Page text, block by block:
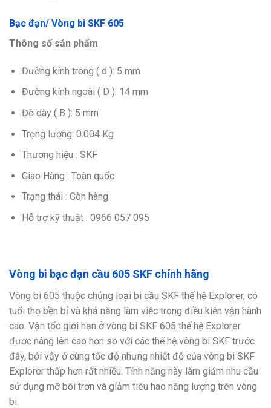
Bạc đạn/ Vòng bi SKF 605
Thông số sản phẩm
Đường kính trong ( d ): 5 mm
Đường kính ngoài ( D ): 14 mm
Độ dày ( B ): 5 mm
Trọng lượng: 0.004 Kg
Thương hiệu : SKF
Giao Hàng : Toàn quốc
Trạng thái : Còn hàng
Hỗ trợ kỹ thuật : 0966 057 095
Vòng bi bạc đạn cầu 605 SKF chính hãng
Vòng bi 605 thuộc chủng loại bi cầu SKF thế hệ Explorer, có
tuổi thọ bền bỉ và khả năng làm việc trong điều kiện vận hành
cao. Vận tốc giới hạn ở vòng bi SKF 605 thế hệ Explorer
được nâng lên cao hơn so với các thế hệ vòng bi SKF trước
đây, bởi vậy ở cùng tốc độ nhưng nhiệt độ của vòng bi SKF
Explorer thấp hơn rất nhiều. Tính năng này làm giảm nhu cầu
sử dụng mỡ bôi trơn và giảm tiêu hao năng lượng trên vòng
bi.